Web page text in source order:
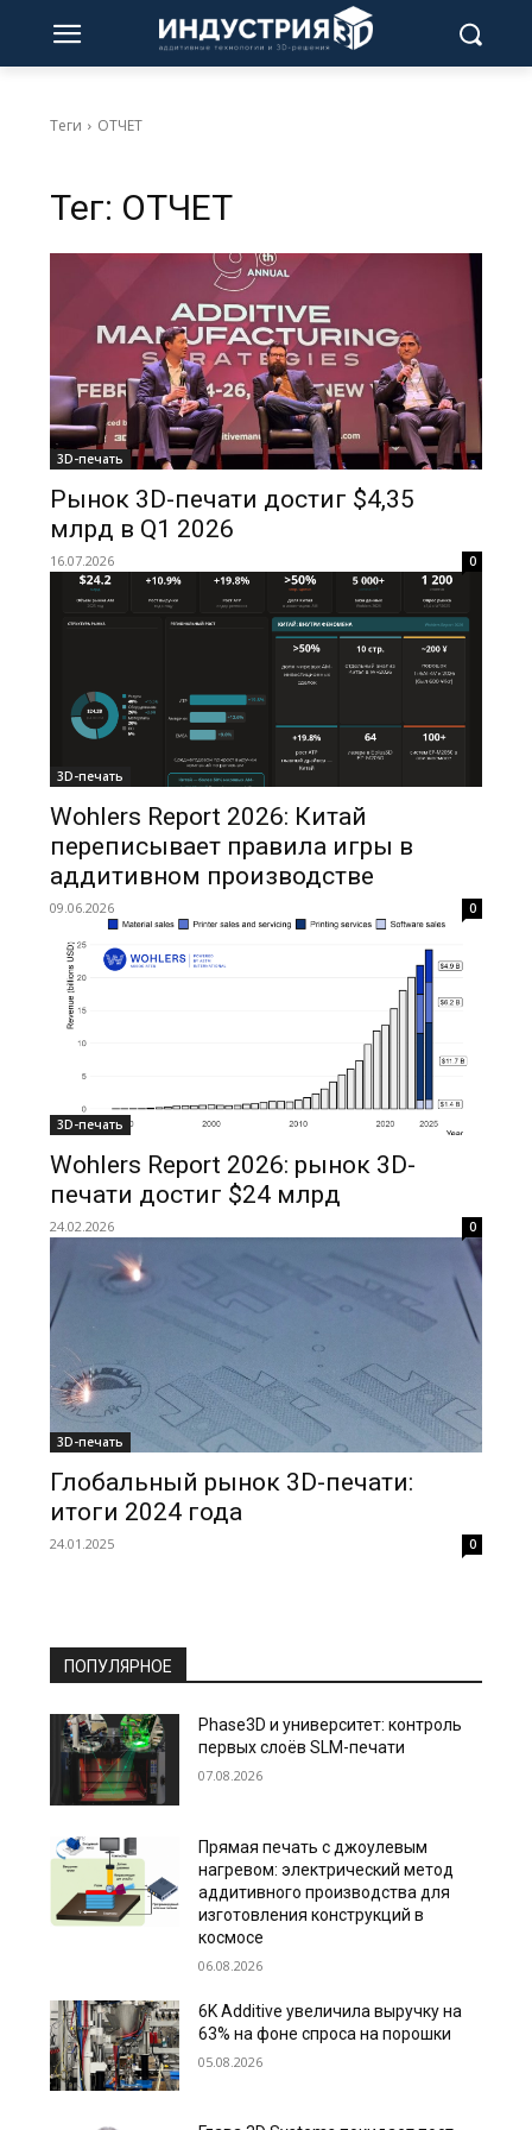
Теги ОТЧЕТ
Тег: ОТЧЕТ
3D-печать
Рынок 3D-печати достиг $4,35
млрд в Q1 2026
16.07.2026 0
3D-печать
Wohlers Report 2026: Китай
переписывает правила игры в
аддитивном производстве
09.06.2026 0
3D-печать
Wohlers Report 2026: рынок 3D-
печати достиг $24 млрд
24.02.2026 0
3D-печать
Глобальный рынок 3D-печати:
итоги 2024 года
24.01.2025 0
ПОПУЛЯРНОЕ
Phase3D и университет: контроль
первых слоёв SLM-печати
07.08.2026
Прямая печать с джоулевым
нагревом: электрический метод
аддитивного производства для
изготовления конструкций в
космосе
06.08.2026
6K Additive увеличила выручку на
63% на фоне спроса на порошки
05.08.2026